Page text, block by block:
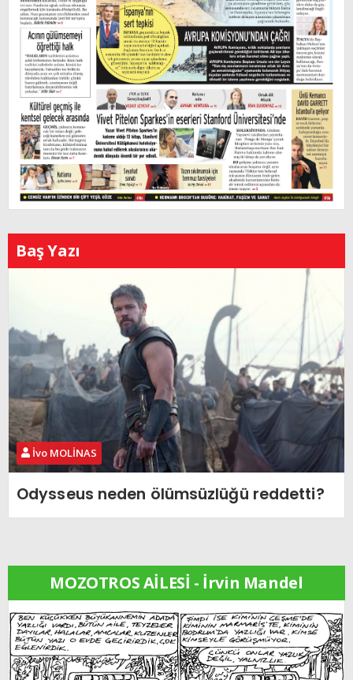
Baş Yazı
İvo MOLİNAS
Odysseus neden ölümsüzlüğü reddetti?
MOZOTROS AİLESİ - İrvin Mandel